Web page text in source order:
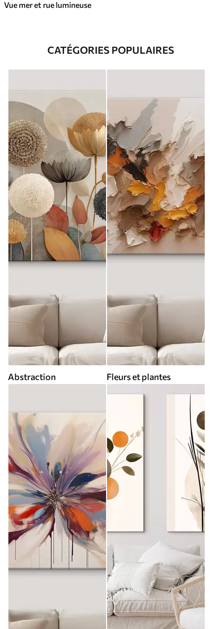
Vue mer et rue lumineuse
CATÉGORIES POPULAIRES
Abstraction Fleurs et plantes